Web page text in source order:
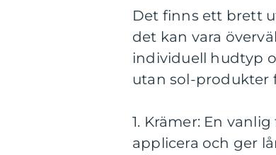
Det finns ett brett
det kan vara
individuell hudtyp
utan sol-produkter
1. Krämer: En
applicera och ger